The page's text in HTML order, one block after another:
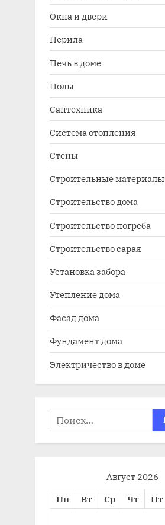
Окна и двери
Перила
Печь в доме
Полы
Сантехника
Система отопления
Стены
Строительные материалы
Строительство дома
Строительство погреба
Строительство сарая
Установка забора
Утепление дома
Фасад дома
Фундамент дома
Электричество в доме
Найти:
Август 2026
Пн
Вт Ср Чт Пт